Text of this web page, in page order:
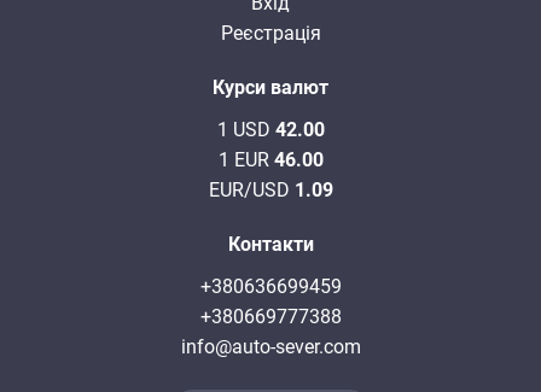
Реєстрація
Курси валют
1 USD 42.00
1 EUR 46.00
EUR/USD 1.09
Контакти
+380636699459
+380669777388
info@auto-sever.com